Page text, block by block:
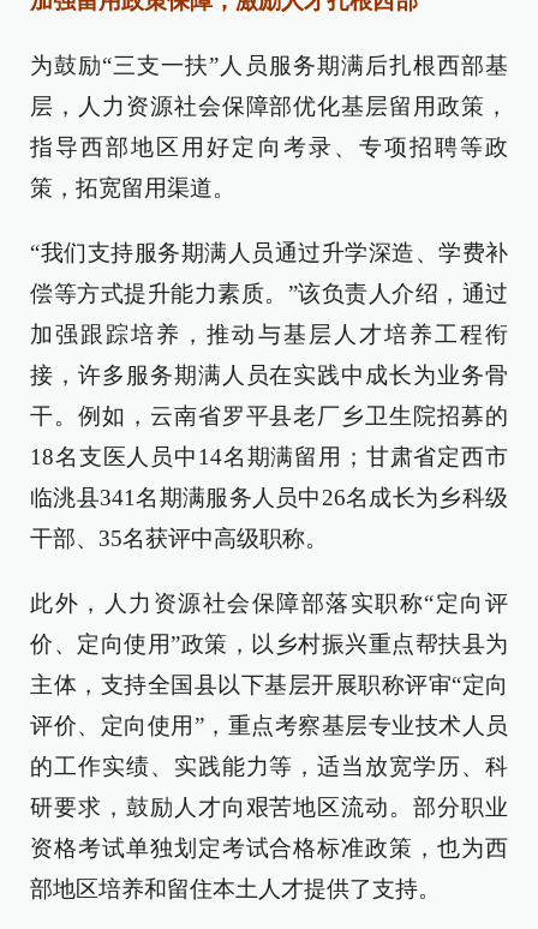
为鼓励“三支一扶”人员服务期满后扎根西部基
层，人力资源社会保障部优化基层留用政策，
指导西部地区用好定向考录、专项招聘等政
策，拓宽留用渠道。
“我们支持服务期满人员通过升学深造、学费补
偿等方式提升能力素质。”该负责人介绍，通过
加强跟踪培养，推动与基层人才培养工程衔
接，许多服务期满人员在实践中成长为业务骨
干。例如，云南省罗平县老厂乡卫生院招募的
18名支医人员中14名期满留用；甘肃省定西市
临洮县341名期满服务人员中26名成长为乡科级
干部、35名获评中高级职称。
此外，人力资源社会保障部落实职称“定向评
价、定向使用”政策，以乡村振兴重点帮扶县为
主体，支持全国县以下基层开展职称评审“定向
评价、定向使用”，重点考察基层专业技术人员
的工作实绩、实践能力等，适当放宽学历、科
研要求，鼓励人才向艰苦地区流动。部分职业
资格考试单独划定考试合格标准政策，也为西
部地区培养和留住本土人才提供了支持。